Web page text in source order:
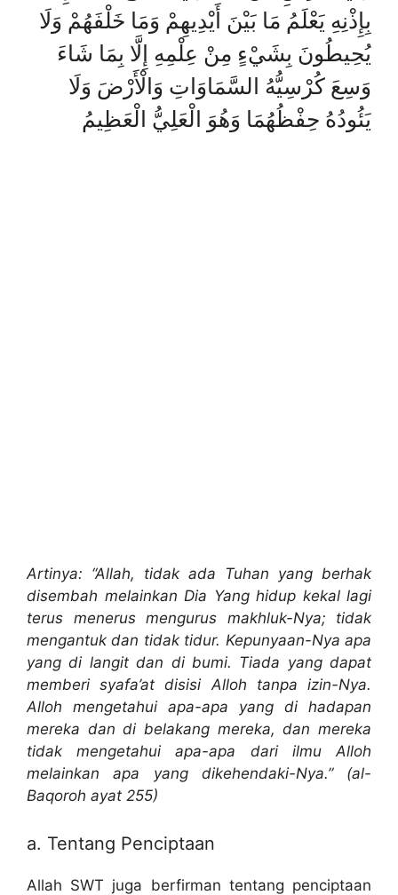
بِإِذْنِهِ يَعْلَمُ مَا بَيْنَ أَيْدِيهِمْ وَمَا خَلْفَهُمْ وَلَا
يُحِيطُونَ بِشَيْءٍ مِنْ عِلْمِهِ إِلَّا بِمَا شَاءَ
وَسِعَ كُرْسِيُّهُ السَّمَاوَاتِ وَالْأَرْضَ وَلَا
يَئُودُهُ حِفْظُهُمَا وَهُوَ الْعَلِيُّ الْعَظِيمُ
Artinya: “Allah, tidak ada Tuhan yang berhak
disembah melainkan Dia Yang hidup kekal lagi
terus menerus mengurus makhluk-Nya; tidak
mengantuk dan tidak tidur. Kepunyaan-Nya apa
yang di langit dan di bumi. Tiada yang dapat
memberi syafa’at disisi Alloh tanpa izin-Nya.
Alloh mengetahui apa-apa yang di hadapan
mereka dan di belakang mereka, dan mereka
tidak mengetahui apa-apa dari ilmu Alloh
melainkan apa yang dikehendaki-Nya.” (al-
Baqoroh ayat 255)
a. Tentang Penciptaan
Allah SWT juga berfirman tentang penciptaan